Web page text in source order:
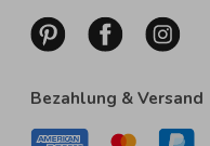
Bezahlung & Versand